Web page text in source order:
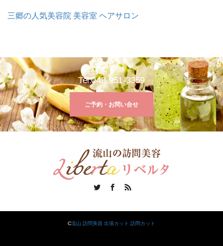
リ
三郷の人気美容院 美容室 ヘアサロン
Tel:048-951-3359
ご予約・お問い合せ
TwitterFacebook
C流山 訪問美容 出張カット 訪問カット